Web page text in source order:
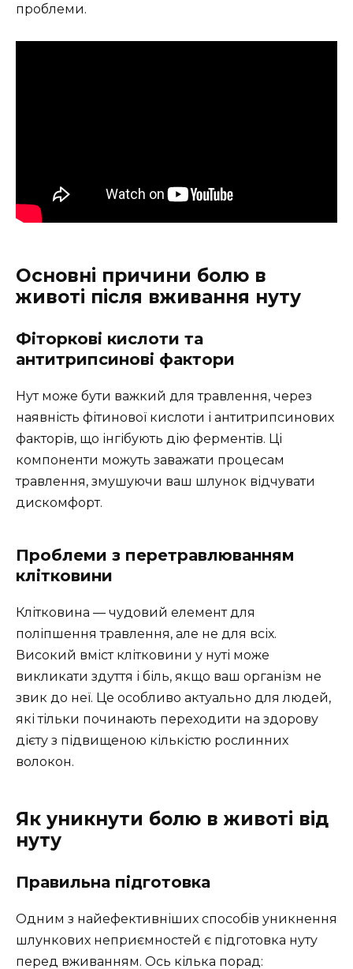
проблеми.
Основні причини болю в
животі після вживання нуту
Фіторкові кислоти та
антитрипсинові фактори
Нут може бути важкий для травлення, через
наявність фітинової кислоти і антитрипсинових
факторів, що інгібують дію ферментів. Ці
компоненти можуть заважати процесам
травлення, змушуючи ваш шлунок відчувати
дискомфорт.
Проблеми з перетравлюванням
клітковини
Клітковина — чудовий елемент для
поліпшення травлення, але не для всіх.
Високий вміст клітковини у нуті може
викликати здуття і біль, якщо ваш організм не
звик до неї. Це особливо актуально для людей,
які тільки починають переходити на здорову
дієту з підвищеною кількістю рослинних
волокон.
Як уникнути болю в животі від
нуту
Правильна підготовка
Одним з найефективніших способів уникнення
шлункових неприємностей є підготовка нуту
перед вживанням. Ось кілька порад: